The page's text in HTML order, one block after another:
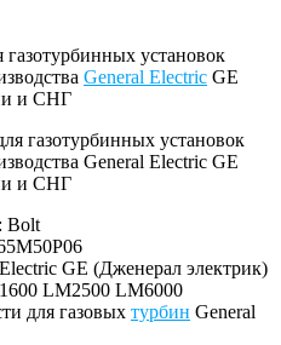
газотурбинных установок
General Electric GE
и СНГ
Bolt
GE (Дженерал электрик)
LM2500 LM6000
для газовых турбин General